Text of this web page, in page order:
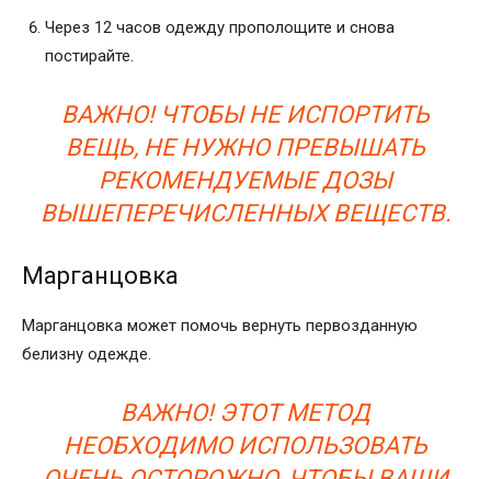
Через 12 часов одежду прополощите и снова
постирайте.
ВАЖНО! ЧТОБЫ НЕ ИСПОРТИТЬ
ВЕЩЬ, НЕ НУЖНО ПРЕВЫШАТЬ
РЕКОМЕНДУЕМЫЕ ДОЗЫ
ВЫШЕПЕРЕЧИСЛЕННЫХ ВЕЩЕСТВ.
Марганцовка
Марганцовка может помочь вернуть первозданную
белизну одежде.
ВАЖНО! ЭТОТ МЕТОД
НЕОБХОДИМО ИСПОЛЬЗОВАТЬ